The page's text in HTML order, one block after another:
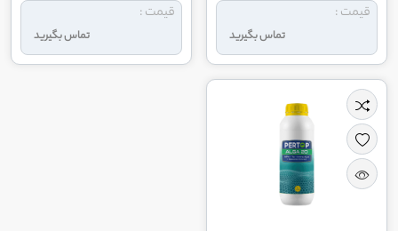
تماس بگیرید
قیمت :
تماس بگیرید
قیمت :